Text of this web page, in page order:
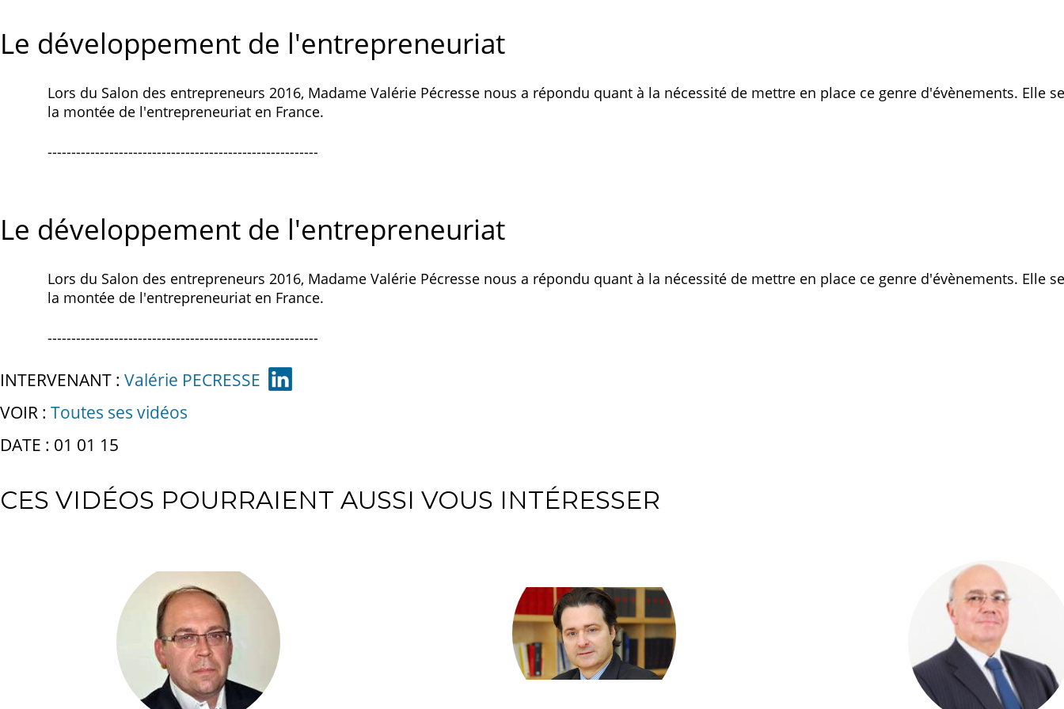
Le développement de l'entrepreneuriat
Lors du Salon des entrepreneurs 2016, Madame Valérie Pécresse nous a répondu quant à la nécessité de mettre en place ce genre d'évènements. Elle
la montée de l'entrepreneuriat en France.
---------------------------------------------------------
Le développement de l'entrepreneuriat
Lors du Salon des entrepreneurs 2016, Madame Valérie Pécresse nous a répondu quant à la nécessité de mettre en place ce genre d'évènements. Elle
la montée de l'entrepreneuriat en France.
---------------------------------------------------------
INTERVENANT : Valérie PECRESSE
VOIR : Toutes ses vidéos
DATE : 01 01 15
CES VIDÉOS POURRAIENT AUSSI VOUS INTÉRESSER